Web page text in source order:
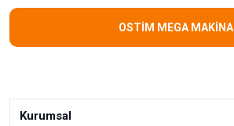
OSTİM MEGA MAKİNA
Kurumsal